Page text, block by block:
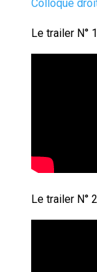
Colloque
Le trailer N°
Le trailer N°